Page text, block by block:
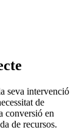
seva intervenció
de
conversió en
de recursos.